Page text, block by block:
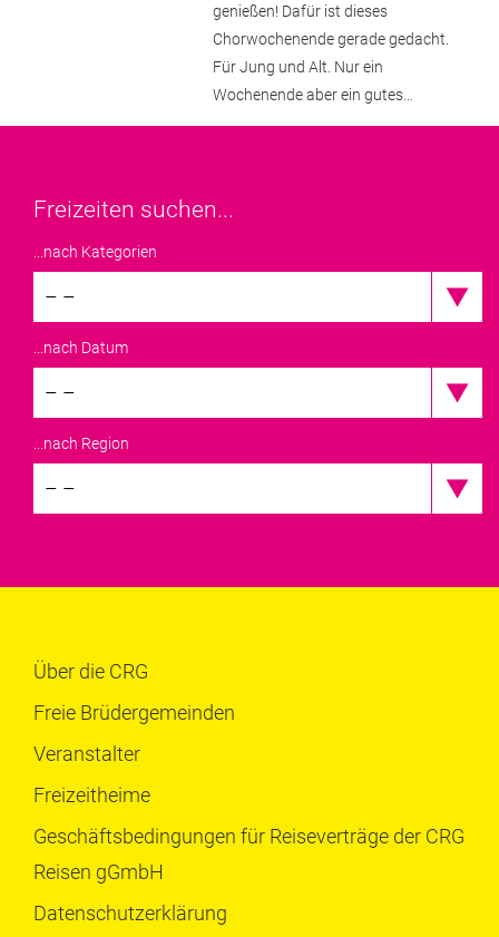
genießen! Dafür ist dieses
Chorwochenende gerade gedacht.
Für Jung und Alt. Nur ein
Wochenende aber ein gutes…
Freizeiten suchen...
...nach Kategorien
– –
...nach Datum
– –
...nach Region
– –
Über die CRG
Freie Brüdergemeinden
Veranstalter
Freizeitheime
Geschäftsbedingungen für Reiseverträge der CRG
Reisen gGmbH
Datenschutzerklärung